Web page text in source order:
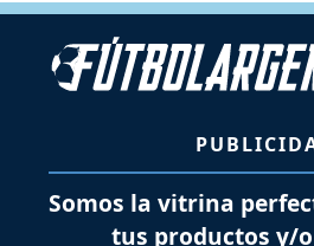
Somos la vitrina
tus productos y/